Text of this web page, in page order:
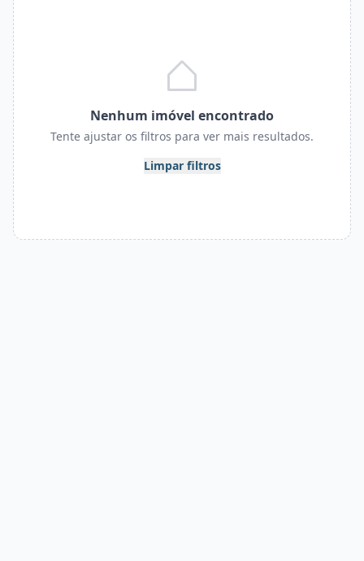
Nenhum imóvel encontrado
Tente ajustar os filtros para ver mais resultados.
Limpar filtros